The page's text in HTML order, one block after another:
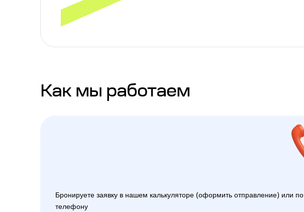
Как мы работаем
Бронируете заявку в нашем калькуляторе (оформить отправление) или по
телефону